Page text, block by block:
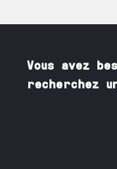
Vous avez
recherchez